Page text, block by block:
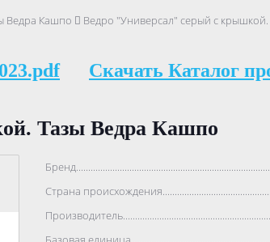
Ведра Кашпо Ведро "Универсал" серый с
Скачать Каталог
Тазы Ведра Кашпо
Страна